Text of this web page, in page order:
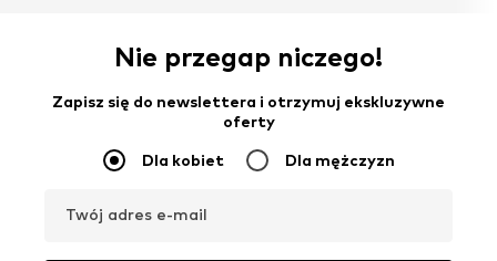
Nie przegap niczego!
Zapisz się do newslettera i otrzymuj ekskluzywne
oferty
Dla kobiet Dla mężczyzn
Twój adres e-mail